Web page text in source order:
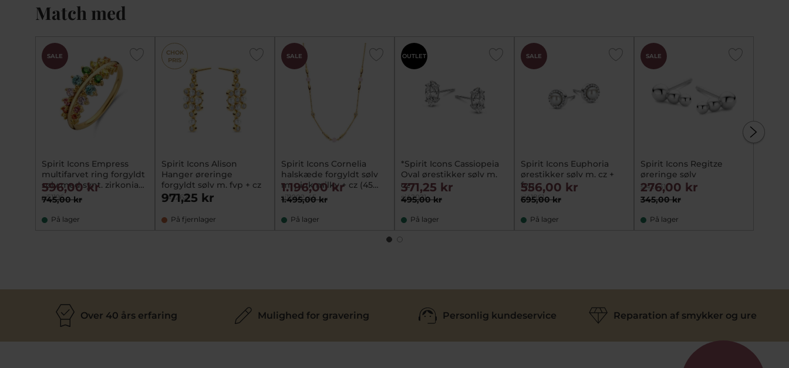
Match med
SALE
Spirit Icons Empress
multifarvet ring forgyldt
sølv med synt. zirkonia
(str. 50-64)
si51196
745,00 kr
596,00 kr
På lager
CHOK
PRIS
Spirit Icons Alison
Hanger øreringe
forgyldt sølv m. fvp + cz
si42262
971,25 kr
På fjernlager
SALE
Spirit Icons Cornelia
halskæde forgyldt sølv
m. pink milky + cz (45
cm)
si11002-45
1.495,00 kr
1.196,00 kr
På lager
OUTLET
*Spirit Icons Cassiopeia
Oval ørestikker sølv m.
cz
si42021
495,00 kr
371,25 kr
På lager
SALE
Spirit Icons Euphoria
ørestikker sølv m. cz +
fvp
si41861
695,00 kr
556,00 kr
På lager
SALE
Spirit Icons Regitze
øreringe sølv
si42431
345,00 kr
276,00 kr
På lager
Over 40 års erfaring Mulighed for gravering Personlig kundeservice Reparation af smykker og ure